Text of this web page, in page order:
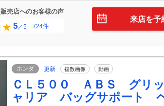
販売店へのお客様の声
5／5 724件
来店を予
ホンダ 更新 複数画像 動画
ＣＬ５００ ＡＢＳ グリ
ャリア バッグサポート